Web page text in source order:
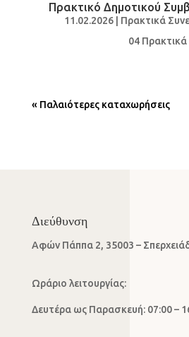
Πρακτικό Δημοτικού
11.02.2026
Πρακτικά
04 Πρακτικά
« Παλαιότερες καταχωρήσεις
Διεύθυνση
Αφών Πάππα 2, 35003 –
Ωράριο λειτουργίας:
Δευτέρα ως Παρασκευή: 07:00 –